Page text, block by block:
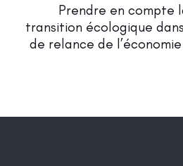
Prendre en compte
transition écologique
de relance de